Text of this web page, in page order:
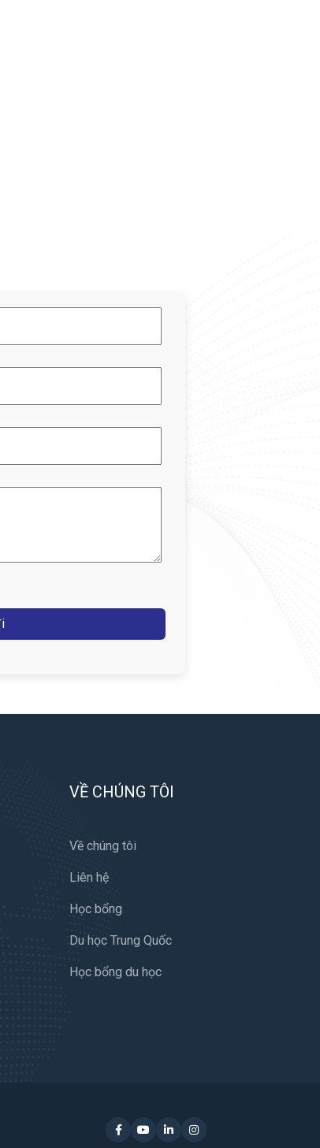
VỀ CHÚNG TÔI
Về chúng tôi
Liên hệ
Học bổng
Du học Trung Quốc
Học bổng du học